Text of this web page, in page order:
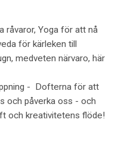
råvaror, Yoga för att nå
för kärleken till
medveten närvaro, här
- Dofterna för att
och påverka oss - och
och kreativitetens flöde!